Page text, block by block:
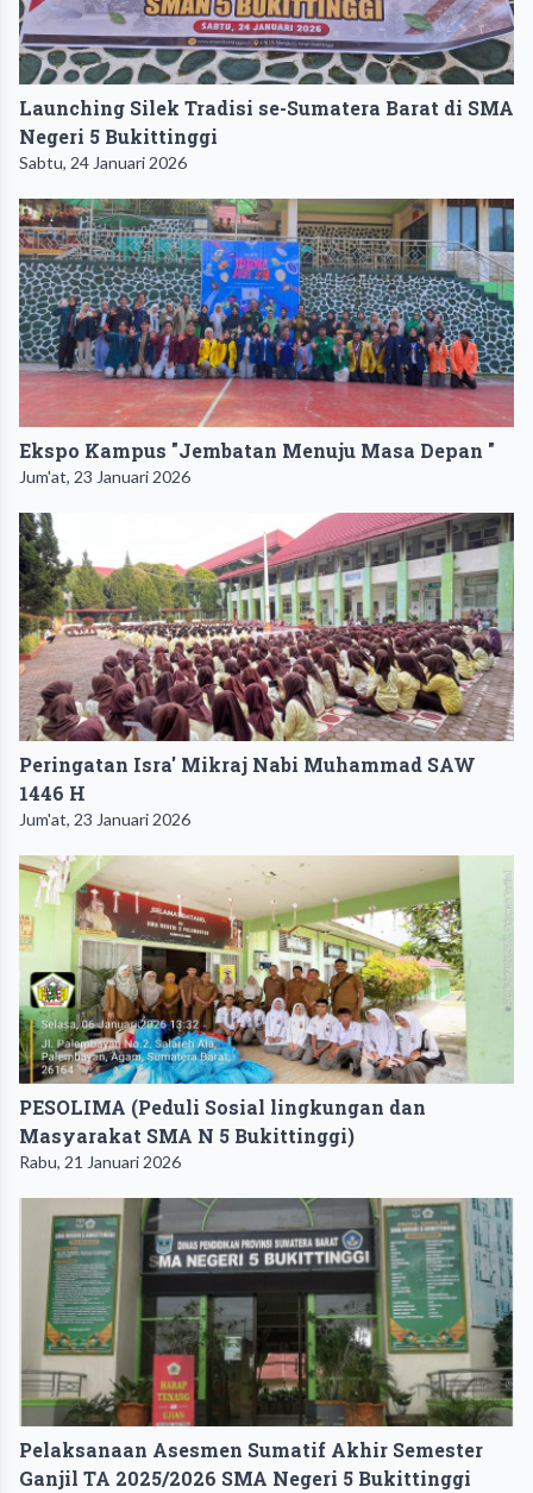
Launching Silek Tradisi se-Sumatera Barat di SMA
Negeri 5 Bukittinggi
Sabtu, 24 Januari 2026
Ekspo Kampus "Jembatan Menuju Masa Depan "
Jum'at, 23 Januari 2026
Peringatan Isra' Mikraj Nabi Muhammad SAW
1446 H
Jum'at, 23 Januari 2026
PESOLIMA (Peduli Sosial lingkungan dan
Masyarakat SMA N 5 Bukittinggi)
Rabu, 21 Januari 2026
Pelaksanaan Asesmen Sumatif Akhir Semester
Ganjil TA 2025/2026 SMA Negeri 5 Bukittinggi